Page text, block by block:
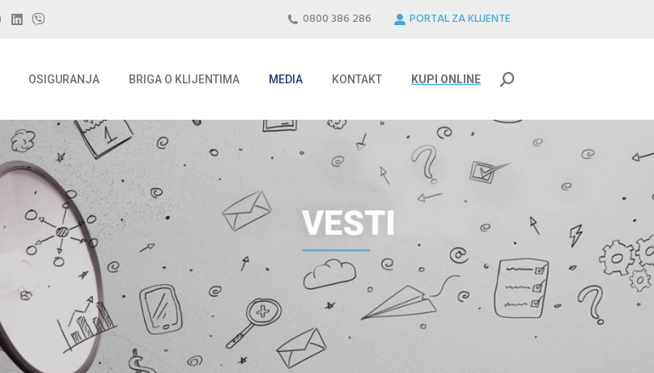
0800 386 286 PORTAL ZA KLIJENTE
OSIGURANJA BRIGA O KLIJENTIMA MEDIA KONTAKT KUPI ONLINE Search:
OSIGURANJA MEDIA KONTAKT KUPI ONLINE Search: